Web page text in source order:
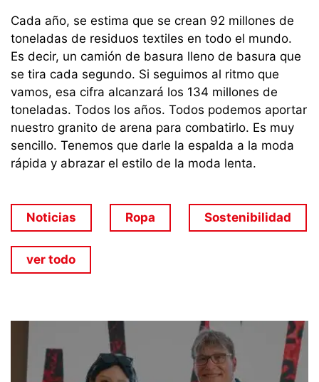
Cada año, se estima que se crean 92 millones de
toneladas de residuos textiles en todo el mundo.
Es decir, un camión de basura lleno de basura que
se tira cada segundo. Si seguimos al ritmo que
vamos, esa cifra alcanzará los 134 millones de
toneladas. Todos los años. Todos podemos aportar
nuestro granito de arena para combatirlo. Es muy
sencillo. Tenemos que darle la espalda a la moda
rápida y abrazar el estilo de la moda lenta.
Noticias Ropa Sostenibilidad
ver todo